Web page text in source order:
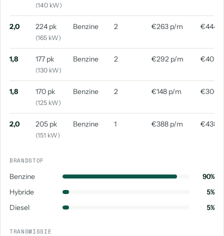
(140 kW)
2,0 224 pk
(165 kW)
Benzine 2 €263 p/m €444
1,8 177 pk
(130 kW)
Benzine 2 €292 p/m €401
1,8 170 pk
(125 kW)
Benzine 2 €148 p/m €306
2,0 205 pk
(151 kW)
Benzine 1 €388 p/m €438
BRANDSTOF
Benzine
90%
Hybride
5%
Diesel
5%
TRANSMISSIE